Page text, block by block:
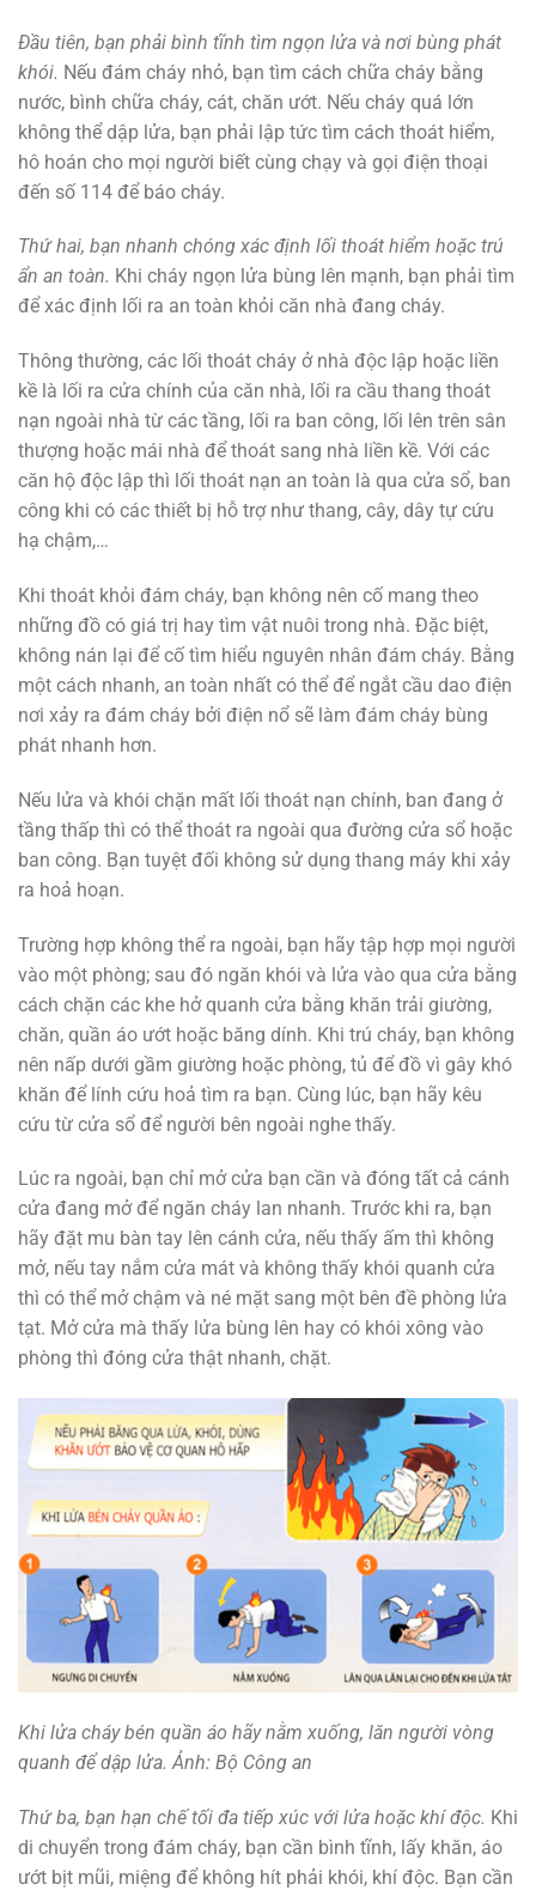
Đầu tiên, bạn phải bình tĩnh tìm ngọn lửa và nơi bùng phát
khói. Nếu đám cháy nhỏ, bạn tìm cách chữa cháy bằng
nước, bình chữa cháy, cát, chăn ướt. Nếu cháy quá lớn
không thể dập lửa, bạn phải lập tức tìm cách thoát hiểm,
hô hoán cho mọi người biết cùng chạy và gọi điện thoại
đến số 114 để báo cháy.
Thứ hai, bạn nhanh chóng xác định lối thoát hiểm hoặc trú
ẩn an toàn. Khi cháy ngọn lửa bùng lên mạnh, bạn phải tìm
để xác định lối ra an toàn khỏi căn nhà đang cháy.
Thông thường, các lối thoát cháy ở nhà độc lập hoặc liền
kề là lối ra cửa chính của căn nhà, lối ra cầu thang thoát
nạn ngoài nhà từ các tầng, lối ra ban công, lối lên trên sân
thượng hoặc mái nhà để thoát sang nhà liền kề. Với các
căn hộ độc lập thì lối thoát nạn an toàn là qua cửa sổ, ban
công khi có các thiết bị hỗ trợ như thang, cây, dây tự cứu
hạ chậm,…
Khi thoát khỏi đám cháy, bạn không nên cố mang theo
những đồ có giá trị hay tìm vật nuôi trong nhà. Đặc biệt,
không nán lại để cố tìm hiểu nguyên nhân đám cháy. Bằng
một cách nhanh, an toàn nhất có thể để ngắt cầu dao điện
nơi xảy ra đám cháy bởi điện nổ sẽ làm đám cháy bùng
phát nhanh hơn.
Nếu lửa và khói chặn mất lối thoát nạn chính, ban đang ở
tầng thấp thì có thể thoát ra ngoài qua đường cửa sổ hoặc
ban công. Bạn tuyệt đối không sử dụng thang máy khi xảy
ra hoả hoạn.
Trường hợp không thể ra ngoài, bạn hãy tập hợp mọi người
vào một phòng; sau đó ngăn khói và lửa vào qua cửa bằng
cách chặn các khe hở quanh cửa bằng khăn trải giường,
chăn, quần áo ướt hoặc băng dính. Khi trú cháy, bạn không
nên nấp dưới gầm giường hoặc phòng, tủ để đồ vì gây khó
khăn để lính cứu hoả tìm ra bạn. Cùng lúc, bạn hãy kêu
cứu từ cửa sổ để người bên ngoài nghe thấy.
Lúc ra ngoài, bạn chỉ mở cửa bạn cần và đóng tất cả cánh
cửa đang mở để ngăn cháy lan nhanh. Trước khi ra, bạn
hãy đặt mu bàn tay lên cánh cửa, nếu thấy ấm thì không
mở, nếu tay nắm cửa mát và không thấy khói quanh cửa
thì có thể mở chậm và né mặt sang một bên đề phòng lửa
tạt. Mở cửa mà thấy lửa bùng lên hay có khói xông vào
phòng thì đóng cửa thật nhanh, chặt.
Khi lửa cháy bén quần áo hãy nằm xuống, lăn người vòng
quanh để dập lửa. Ảnh: Bộ Công an
Thứ ba, bạn hạn chế tối đa tiếp xúc với lửa hoặc khí độc. Khi
di chuyển trong đám cháy, bạn cần bình tĩnh, lấy khăn, áo
ướt bịt mũi, miệng để không hít phải khói, khí độc. Bạn cần